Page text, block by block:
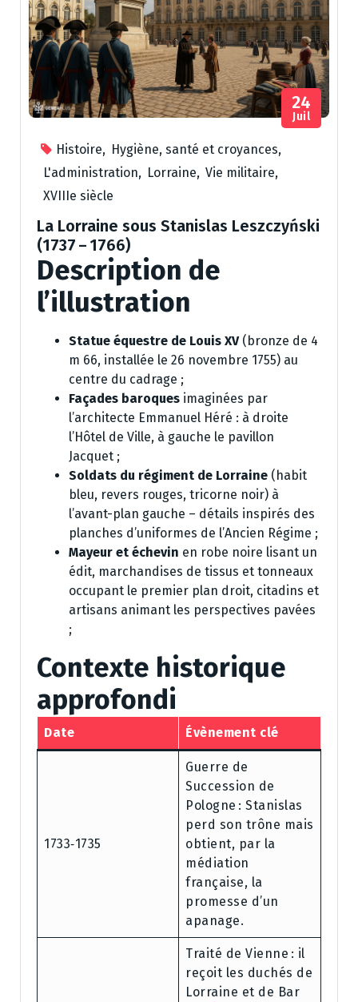
Histoire, Hygiène, santé et croyances,
L'administration, Lorraine, Vie militaire,
XVIIIe siècle
24
Juil
La Lorraine sous Stanislas Leszczyński
(1737 – 1766)
Description de
l’illustration
Statue équestre de Louis XV(bronze de 4
m 66, installée le 26 novembre 1755) au
centre du cadrage ;
Façades baroques imaginées par
l’architecte Emmanuel Héré : à droite
l’Hôtel de Ville, à gauche le pavillon
Jacquet ;
Soldats du régiment de Lorraine (habit
bleu, revers rouges, tricorne noir) à
l’avant-plan gauche – détails inspirés des
planches d’uniformes de l’Ancien Régime ;
Mayeur et échevin en robe noire lisant un
édit, marchandises de tissus et tonneaux
occupant le premier plan droit, citadins et
artisans animant les perspectives pavées
;
Contexte historique
approfondi
Date Évènement clé
1733‑1735
Guerre de
Succession de
Pologne : Stanislas
perd son trône mais
obtient, par la
médiation
française, la
promesse d’un
apanage.
Traité de Vienne : il
reçoit les duchés de
Lorraine et de Bar